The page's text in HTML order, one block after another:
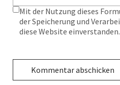
Mit der Nutzung dieses
der Speicherung und
diese Website einverstanden.